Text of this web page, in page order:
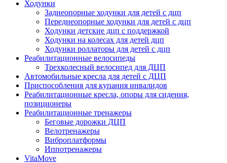
Ходунки
Заднеопорные ходунки для детей с дцп
Переднеопорные ходунки для детей с дцп
Ходунки детские дцп с поддержкой
Ходунки на колесах для детей дцп
Ходунки роллаторы для детей с дцп
Реабилитационные велосипеды
Трехколесный велосипед для ДЦП
Автомобильные кресла для детей с ДЦП
Приспособления для купания инвалидов
Реабилитационные кресла, опоры для сидения,
позиционеры
Реабилитационные тренажеры
Беговые дорожки ДЦП
Велотренажеры
Виброплатформы
Иппотренажеры
VitaMove